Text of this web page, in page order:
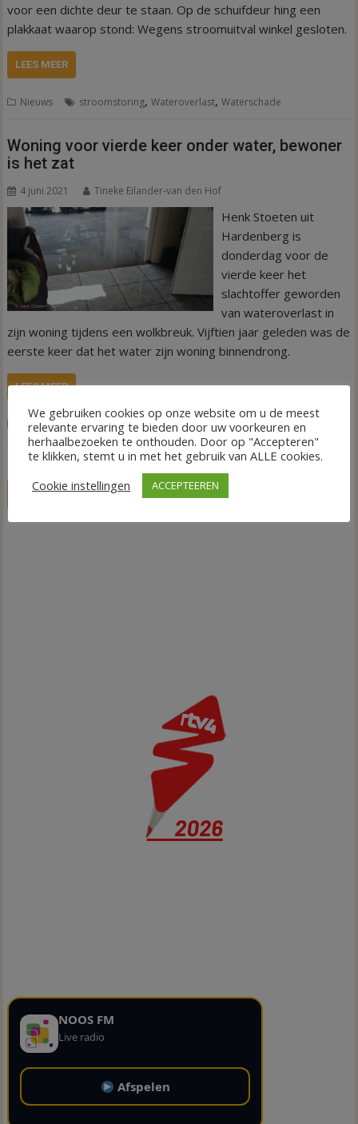
voor een dichte deur te staan. Op de schuifdeur hing een
plakkaat waarop stond: Wegens stroomuitval winkel gesloten.
LEES MEER
Nieuws stroomstoring,Wateroverlast,Waterschade
Woning voor vierde keer onder water, bewoner
is het zat
4 juni 2021 Tineke Eilander-van den Hof
Henk Stoeten uit
Hardenberg is
donderdag voor de
vierde keer het
slachtoffer geworden
van wateroverlast in
zijn woning tijdens een wolkbreuk. Vijftien jaar geleden was de
eerste keer dat het water zijn woning binnendrong.
LEES MEER
Nieuws Wateroverlast,Waterschade ,Wolkbreuk
LIVE
NOOS FM
Live radio
Afspelen
We gebruiken cookies op onze website om u de meest
relevante ervaring te bieden door uw voorkeuren en
herhaalbezoeken te onthouden. Door op "Accepteren"
te klikken, stemt u in met het gebruik van ALLE cookies.
Cookie instellingen
ACCEPTEEREN